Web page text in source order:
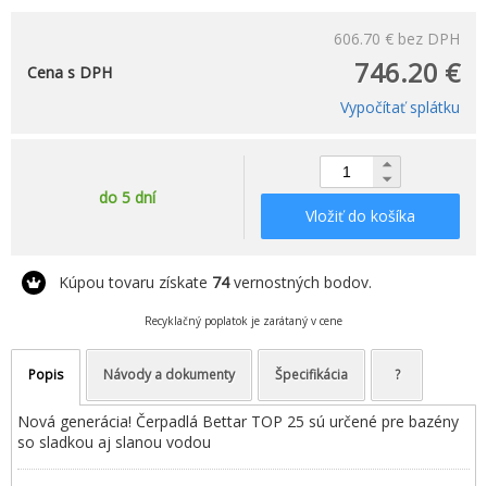
606.70 € bez DPH
746.20 €
Cena s DPH
Vypočítať splátku
do 5 dní
Vložiť do košíka
Kúpou tovaru získate 74vernostných bodov.
Recyklačný poplatok je zarátaný v cene
Popis Návody a dokumenty Špecifikácia ?
Nová generácia! Čerpadlá Bettar TOP 25 sú určené pre bazény
so sladkou aj slanou vodou